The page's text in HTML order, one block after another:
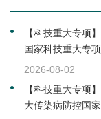
【科技重大专项
国家科技重大专
2026-08-02
【科技重大专项
大传染病防控国